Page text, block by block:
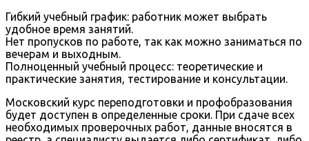
Гибкий учебный график: работник может выбрать
удобное время занятий.
Нет пропусков по работе, так как можно заниматься по
вечерам и выходным.
Полноценный учебный процесс: теоретические и
практические занятия, тестирование и консультации.
Московский курс переподготовки и профобразования
будет доступен в определенные сроки. При сдаче всех
необходимых проверочных работ, данные вносятся в